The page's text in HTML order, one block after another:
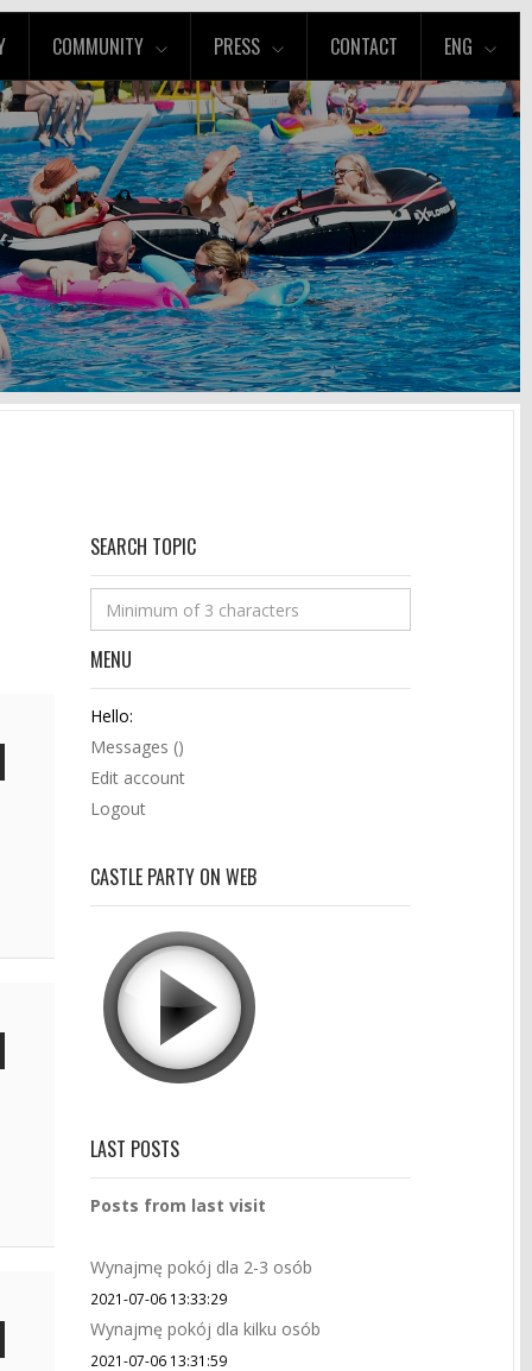
COMMUNITY PRESS CONTACT ENG
SEARCH TOPIC
MENU
Hello:
Messages ()
Edit account
Logout
CASTLE PARTY ON WEB
LAST POSTS
Posts from last visit
Wynajmę pokój dla 2-3 osób
2021-07-06 13:33:29
Wynajmę pokój dla kilku osób
2021-07-06 13:31:59